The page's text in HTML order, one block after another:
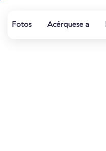
Fotos Acérquese a